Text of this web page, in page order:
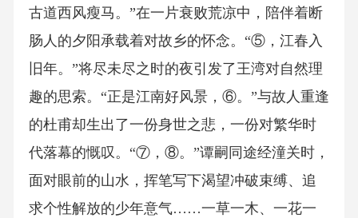
古道西风瘦马。”在一片衰败荒凉中，陪伴着断
肠人的夕阳承载着对故乡的怀念。“⑤，江春入
旧年。”将尽未尽之时的夜引发了王湾对自然理
趣的思索。“正是江南好风景，⑥。”与故人重逢
的杜甫却生出了一份身世之悲，一份对繁华时
代落幕的慨叹。“⑦，⑧。”谭嗣同途经潼关时，
面对眼前的山水，挥笔写下渴望冲破束缚、追
求个性解放的少年意气……一草一木、一花一